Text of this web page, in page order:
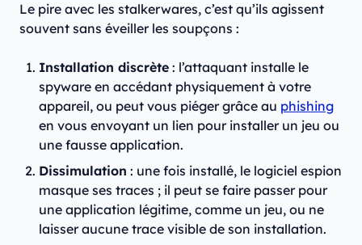
Le pire avec les stalkerwares, c’est qu’ils agissent
souvent sans éveiller les soupçons :
Installation discrète : l’attaquant installe le
spyware en accédant physiquement à votre
appareil, ou peut vous piéger grâce au phishing
en vous envoyant un lien pour installer un jeu ou
une fausse application.
Dissimulation : une fois installé, le logiciel espion
masque ses traces ; il peut se faire passer pour
une application légitime, comme un jeu, ou ne
laisser aucune trace visible de son installation.